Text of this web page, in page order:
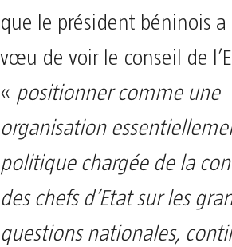
que le président béninois a
vœu de voir le conseil de
« positionner comme une
organisation
politique chargée de la
des chefs d’Etat sur les
questions nationales,